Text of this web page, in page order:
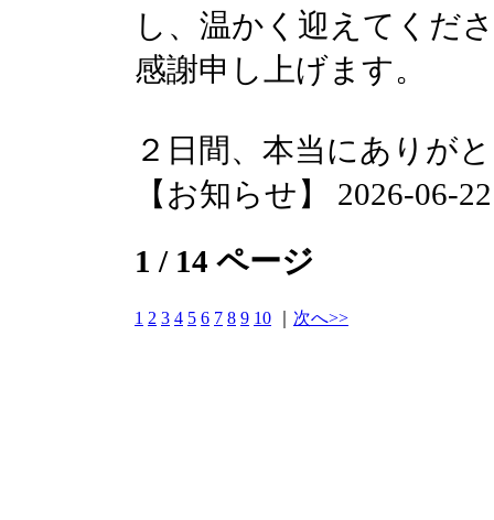
し、温かく迎えてくだ
感謝申し上げます。
２日間、本当にありが
【お知らせ】 2026-06-
1 / 14 ページ
1 2 3 4 5 6 7 8 9 10 次へ>>